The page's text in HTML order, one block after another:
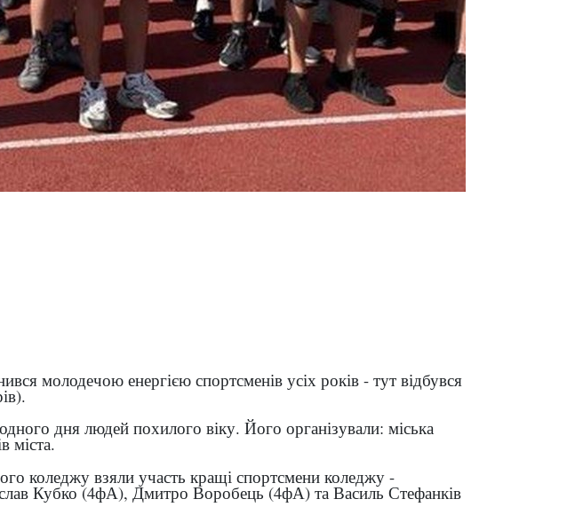
молодечою енергією спортсменів усіх років - тут відбувся
дня людей похилого віку. Його організували: міська
міста.
коледжу взяли участь кращі спортсмени коледжу -
Кубко (4фА), Дмитро Воробець (4фА) та Василь Стефанків